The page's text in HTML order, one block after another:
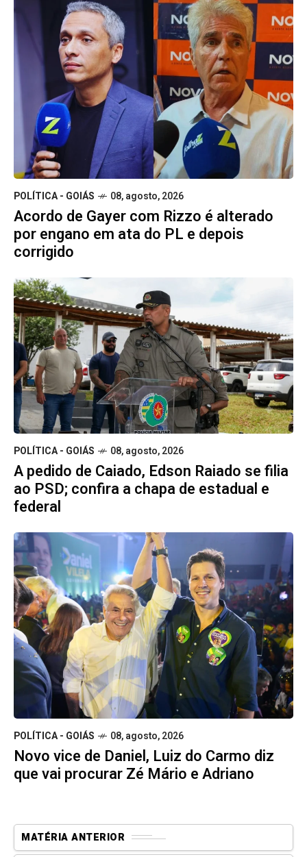
POLÍTICA - GOIÁS 08, agosto, 2026
Acordo de Gayer com Rizzo é alterado
por engano em ata do PL e depois
corrigido
POLÍTICA - GOIÁS 08, agosto, 2026
A pedido de Caiado, Edson Raiado se filia
ao PSD; confira a chapa de estadual e
federal
POLÍTICA - GOIÁS 08, agosto, 2026
Novo vice de Daniel, Luiz do Carmo diz
que vai procurar Zé Mário e Adriano
MATÉRIA ANTERIOR